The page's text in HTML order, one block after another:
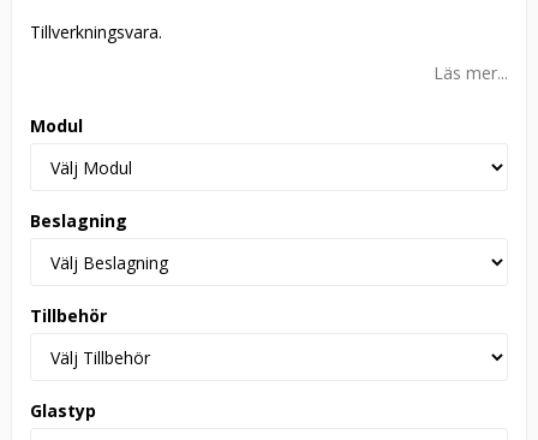
Tillverkningsvara.
Läs mer...
Modul
Beslagning
Tillbehör
Glastyp